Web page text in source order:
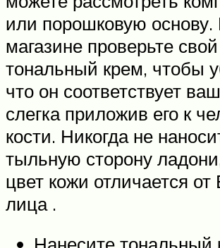
или порошковую основу.
магазине проверьте свой
тональный крем, чтобы
что он соответствует
слегка приложив его к
кости. Никогда не
тыльную сторону
цвет кожи отличается
лица .